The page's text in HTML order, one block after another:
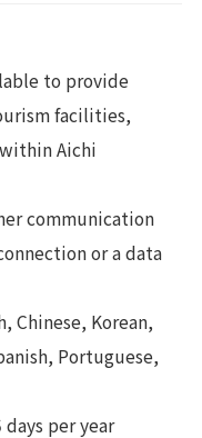
to provide
facilities,
Aichi
communication
or a data
Chinese, Korean,
Portuguese,
days per year